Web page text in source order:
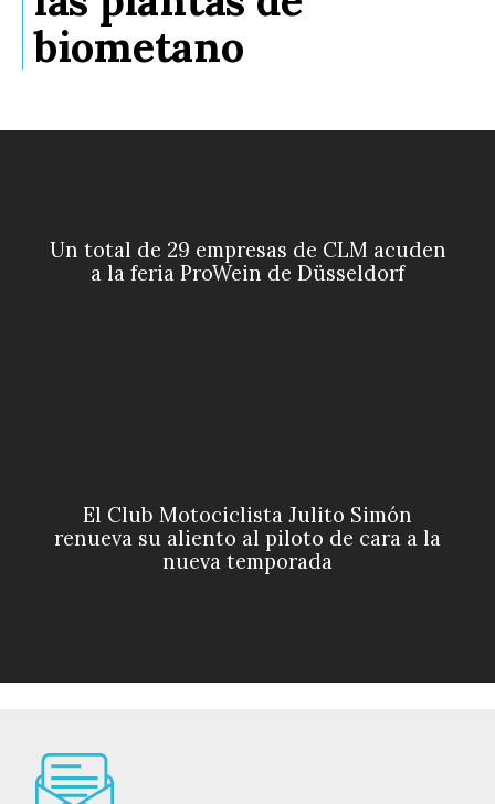
biometano
Un total de 29 empresas de CLM acuden
a la feria ProWein de Düsseldorf
El Club Motociclista Julito Simón
renueva su aliento al piloto de cara a la
nueva temporada